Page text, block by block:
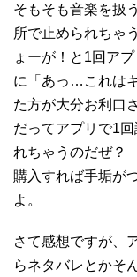
そもそも音楽を扱
所で止められちゃ
ょーが！と1回ア
に「あっ…これは
た方が大分お利口
だってアプリで1
れちゃうのだぜ？
購入すれば手垢が
よ。
さて感想ですが、
らネタバレとかそ